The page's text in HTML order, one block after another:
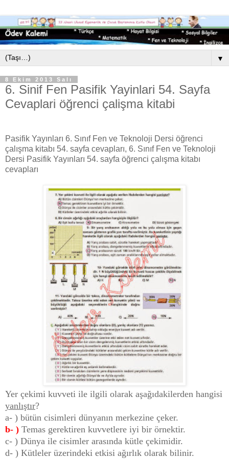
▼
8 Ekim 2013 Salı
6. Sinif Fen Pasifik Yayinlari 54. Sayfa
Cevaplari öğrenci çalişma kitabi
Pasifik Yayınları 6. Sınıf Fen ve Teknoloji Dersi öğrenci
çalışma kitabı 54. sayfa cevapları, 6. Sınıf Fen ve Teknoloji
Dersi Pasifik Yayınları 54. sayfa öğrenci çalışma kitabı
cevapları
Yer çekimi kuvveti ile ilgili olarak aşağıdakilerden hangisi
yanlıştır?
a- ) bütün cisimleri dünyanın merkezine çeker.
b- ) Temas gerektiren kuvvetlere iyi bir örnektir.
c- ) Dünya ile cisimler arasında kütle çekimidir.
d- ) Kütleler üzerindeki etkisi ağırlık olarak bilinir.